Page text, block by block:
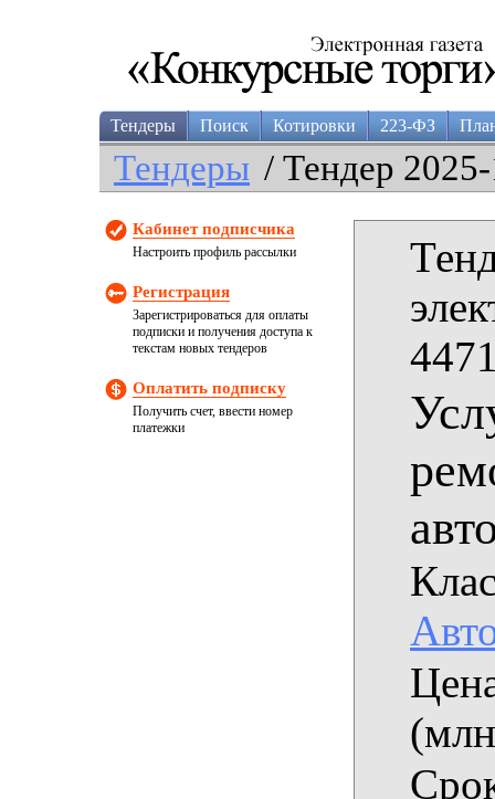
Тендеры Поиск Котировки 223-ФЗ
Тендеры / Тендер
Кабинет подписчика
Настроить профиль рассылки
Регистрация
Зарегистрироваться для оплаты
подписки и получения доступа к
текстам новых тендеров
Оплатить подписку
Получить счет, ввести номер
платежки